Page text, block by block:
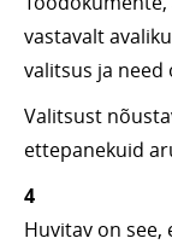
vastavalt
valitsus ja need
Valitsust
ettepanekuid
4
Huvitav on see,